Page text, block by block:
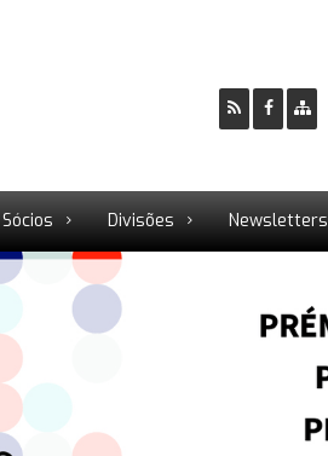
Sócios Divisões Newsletters